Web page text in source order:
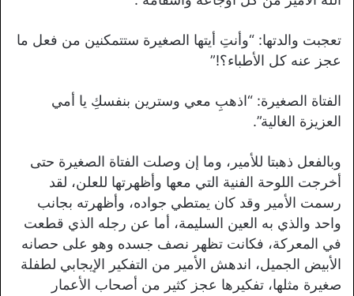
تعجبت والدتها: “وأنتِ أيتها الصغيرة ستتمكنين من فعل ما
عجز عنه كل الأطباء؟!”
الفتاة الصغيرة: “اذهبِ معي وسترين بنفسكِ يا أمي
العزيزة الغالية”.
وبالفعل ذهبتا للأمير، وما إن وصلت الفتاة الصغيرة حتى
أخرجت اللوحة الفنية التي معها وأظهرتها للعلن، لقد
رسمت الأمير وقد كان يمتطي جواده، وأظهرته بجانب
واحد والذي به العين السليمة، أما عن رجله الذي قطعت
في المعركة، فكانت تظهر نصف جسده وهو على حصانه
الأبيض الجميل، اندهش الأمير من التفكير الإيجابي لطفلة
صغيرة مثلها، تفكيرها عجز كثير من أصحاب الأعمار